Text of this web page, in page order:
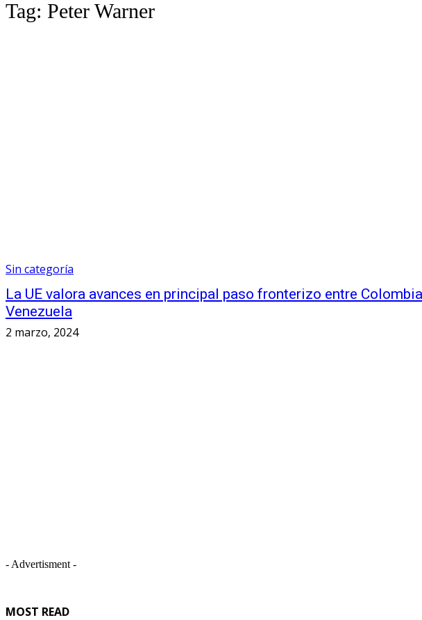
Tag: Peter Warner
Sin categoría
La UE valora avances en principal paso fronterizo entre
Venezuela
2 marzo, 2024
- Advertisment -
MOST READ